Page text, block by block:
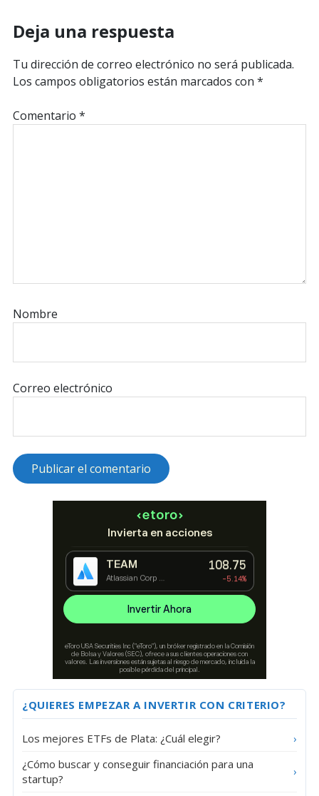
Interacciones
con
los
Deja una respuesta
Tu dirección de correo electrónico no será publicada.
Los campos obligatorios están marcados con *
Comentario *
Nombre
Correo electrónico
Barra
principal
¿QUIERES EMPEZAR A INVERTIR CON CRITERIO?
Los mejores ETFs de Plata: ¿Cuál elegir?
›
¿Cómo buscar y conseguir financiación para una
startup?
›